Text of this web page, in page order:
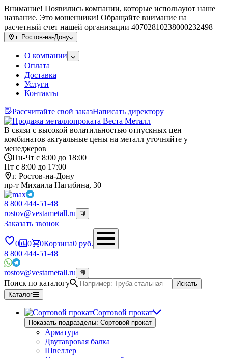
Внимание! Появились компании, которые используют наше
название. Это мошенники! Обращайте внимание на
расчетный счет нашей организации 40702810238000232498
г. Ростов-на-Дону
О компании
Оплата
Доставка
Услуги
Контакты
Рассчитайте свой заказНаписать директору
В связи с высокой волатильностью отпускных цен
комбинатов актуальные цены на металл уточняйте у
менеджеров
Пн-Чт с 8:00 до 18:00
Пт с 8:00 до 17:00
г. Ростов-на-Дону
пр-т Михаила Нагибина, 30
8 800 444-51-48
rostov@vestametall.ru
Заказать звонок
0 0 0Корзина0 руб.
8 800 444-51-48
rostov@vestametall.ru
Поиск по каталогу
Искать
Каталог
Сортовой прокат
Показать подразделы: Сортовой прокат
Арматура
Двутавровая балка
Швеллер